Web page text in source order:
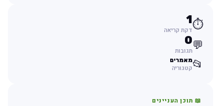
⏱️
1
דקת קריאה
💬
0
תגובות
📂מאמרים
קטגוריה
📖 תוכן העניינים